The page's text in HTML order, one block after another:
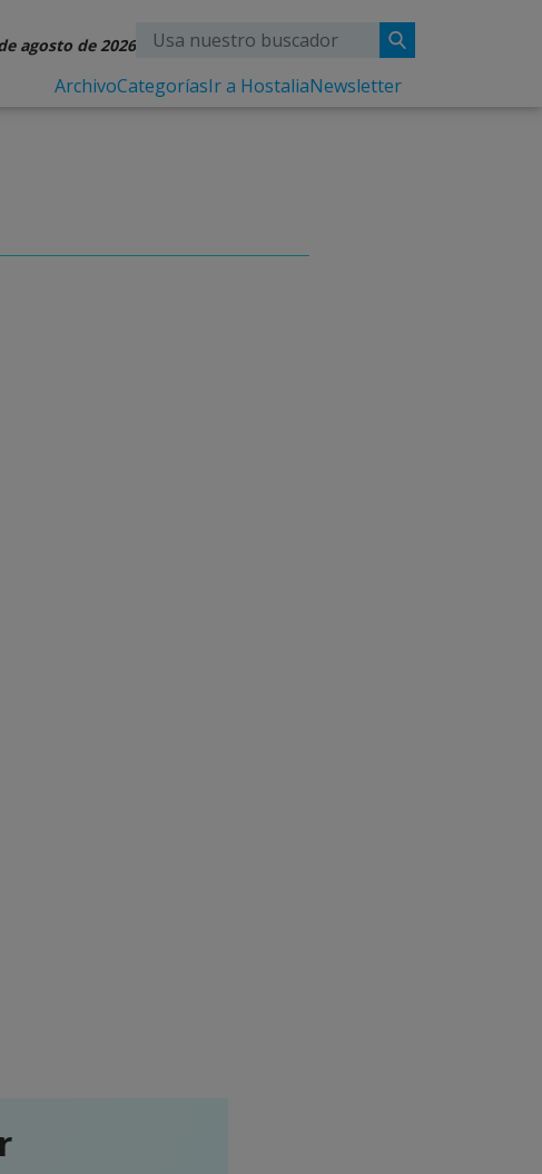
agosto de 2026
ArchivoCategoríasIr a HostaliaNewsletter